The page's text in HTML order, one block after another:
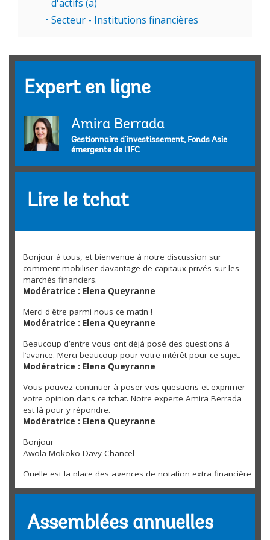
d'actifs (a)
Secteur - Institutions financières
Expert en ligne
Amira Berrada
Gestionnaire d'investissement, Fonds Asie
émergente de l'IFC
Lire le tchat
Bonjour à tous, et bienvenue à notre discussion sur
comment mobiliser davantage de capitaux privés sur les
marchés financiers.
Modératrice : Elena Queyranne
Merci d'être parmi nous ce matin !
Modératrice : Elena Queyranne
Beaucoup d’entre vous ont déjà posé des questions à
l’avance. Merci beaucoup pour votre intérêt pour ce sujet.
Modératrice : Elena Queyranne
Vous pouvez continuer à poser vos questions et exprimer
votre opinion dans ce tchat. Notre experte Amira Berrada
est là pour y répondre.
Modératrice : Elena Queyranne
Bonjour
Awola Mokoko Davy Chancel
Quelle est la place des agences de notation extra financière
MERLIN LOUYINDOULA BATOTA
Les agences de notation de crédit jouent un rôle important
dans la mobilisation de ressources durables pour l’Afrique,
Assemblées annuelles